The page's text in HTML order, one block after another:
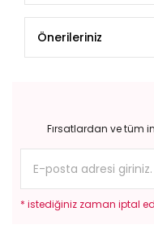
Önerileriniz
Fırsatlardan ve tüm
* istediğiniz zaman iptal